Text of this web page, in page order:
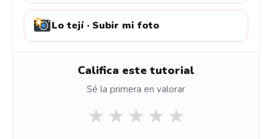
Lo tejí · Subir mi foto
Califica este tutorial
Sé la primera en valorar
★ ★ ★ ★ ★